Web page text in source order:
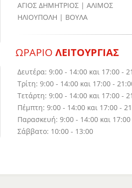
ΑΓΙΟΣ ΔΗΜΗΤΡΙΟΣ | ΑΛΙΜΟΣ
ΗΛΙΟΥΠΟΛΗ | ΒΟΥΛΑ
ΩΡΑΡΙΟ ΛΕΙΤΟΥΡΓΙΑΣ
Δευτέρα: 9:00 - 14:00 και 17:00 -
Τρίτη: 9:00 - 14:00 και 17:00 -
Τετάρτη: 9:00 - 14:00 και 17:00 -
Πέμπτη: 9:00 - 14:00 και 17:00 -
Παρασκευή: 9:00 - 14:00 και
Σάββατο: 10:00 - 13:00